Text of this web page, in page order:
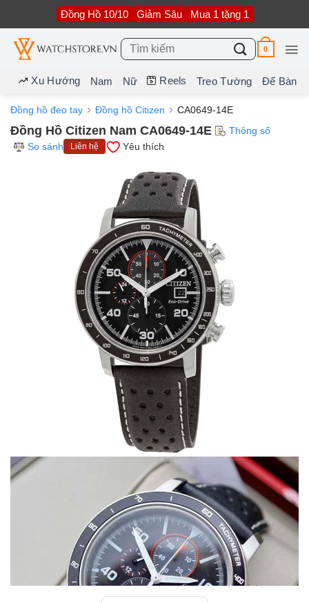
nội
dung
Đồng Hồ 10/10 Giảm Sâu Mua 1 tặng 1
Tìm
kiếm:
0
Xu Hướng Nam Nữ Reels Treo Tường Để Bàn
Đồng hồ đeo tay Đồng hồ Citizen CA0649-14E
Đồng Hồ Citizen Nam CA0649-14E
Thông số
So sánh
Liên hệ Yêu thích